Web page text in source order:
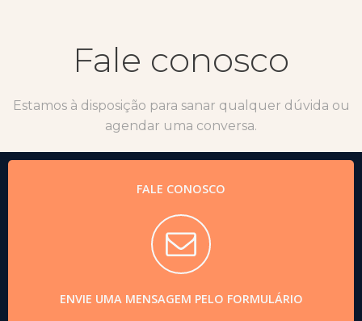
Fale conosco
Estamos à disposição para sanar qualquer dúvida ou
agendar uma conversa.
FALE CONOSCO
ENVIE UMA MENSAGEM PELO FORMULÁRIO